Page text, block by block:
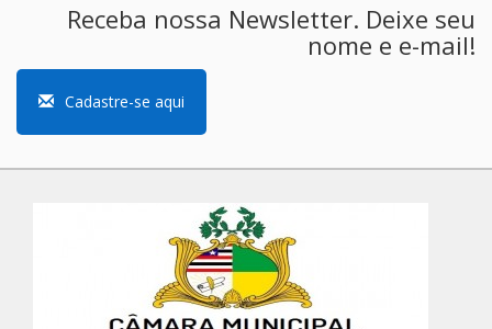
Receba nossa Newsletter. Deixe seu
nome e e-mail!
Cadastre-se aqui